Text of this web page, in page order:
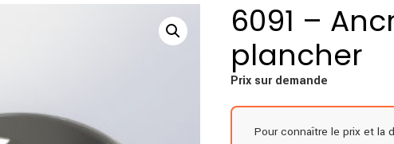
6091 –
plancher
Prix sur demande
Pour connaître le prix et la